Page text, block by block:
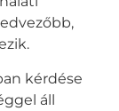
kérdése
áll